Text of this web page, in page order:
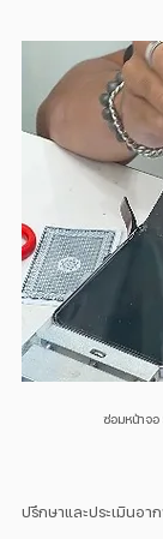
ซ่อมหน้าจอ
ปรึกษาและประเมินอา